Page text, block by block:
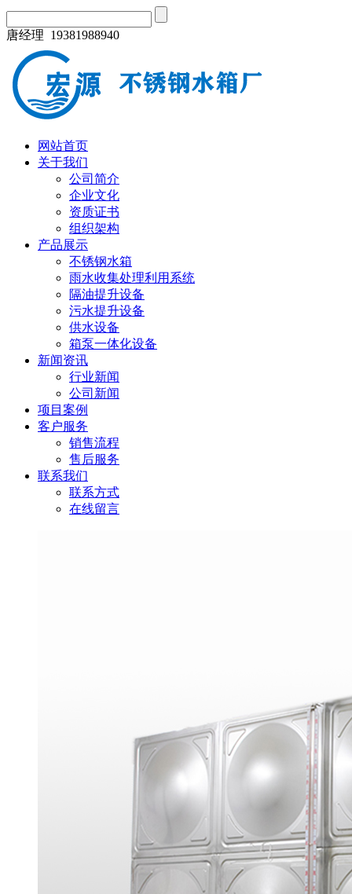
唐经理 19381988940
网站首页
关于我们
公司简介
企业文化
资质证书
组织架构
产品展示
不锈钢水箱
雨水收集处理利用系统
隔油提升设备
污水提升设备
供水设备
箱泵一体化设备
新闻资讯
行业新闻
公司新闻
项目案例
客户服务
销售流程
售后服务
联系我们
联系方式
在线留言